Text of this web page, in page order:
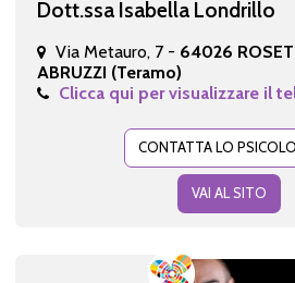
Dott.ssa Isabella Londrillo
Via Metauro, 7 - 64026
ABRUZZI (Teramo)
Clicca qui per visualizzare il
CONTATTA LO
VAI AL SITO